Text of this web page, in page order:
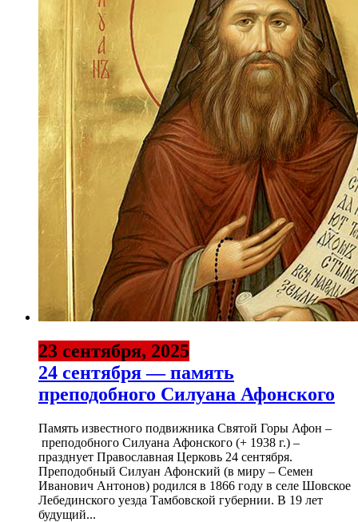
23 сентября, 2025
24 сентября — память
преподобного Силуана Афонского
Память известного подвижника Святой Горы Афон –
преподобного Силуана Афонского (+ 1938 г.) –
празднует Православная Церковь 24 сентября.
Преподобный Силуан Афонский (в миру – Семен
Иванович Антонов) родился в 1866 году в селе Шовское
Лебединского уезда Тамбовской губернии. В 19 лет
будущий...